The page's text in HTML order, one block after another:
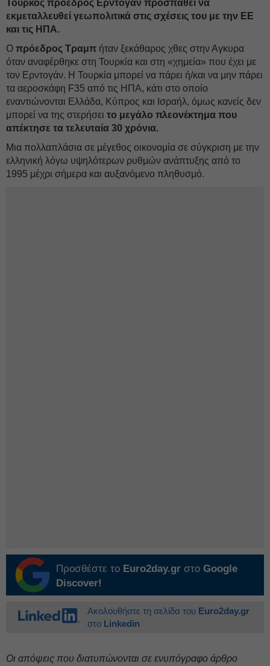
Τούρκος πρόεδρος Ερντογάν προσπαθεί να
εκμεταλλευθεί γεωπολιτικά στις σχέσεις του με την ΕΕ
και τις ΗΠΑ.
Ο πρόεδρος Τραμπ ήταν ξεκάθαρος χθες στην Αγκυρα
όταν αναφέρθηκε στη Τουρκία και στη «χημεία» που έχει με
τον Ερντογάν. Η Τουρκία μπορεί να πάρει ή/και να μην πάρει
τα αεροσκάφη F35 από τις ΗΠΑ, κάτι στο οποίο
εναντιώνονται Ελλάδα, Κύπρος και Ισραήλ, όμως κανείς δεν
μπορεί να της στερήσει το μεγάλο πλεονέκτημα που
απέκτησε τα τελευταία 30 χρόνια.
Μια πολλαπλάσια σε μέγεθος οικονομία σε σύγκριση με την
ελληνική λόγω υψηλότερων ρυθμών ανάπτυξης από το
1995 μέχρι σήμερα και αυξανόμενο πληθυσμό.
Προσθέστε το Euro2day.gr στο Google
Discover!
Ακολουθήστε τη σελίδα του Euro2day.gr
στο Linkedin
Oι απόψεις που διατυπώνονται σε ενυπόγραφο άρθρο